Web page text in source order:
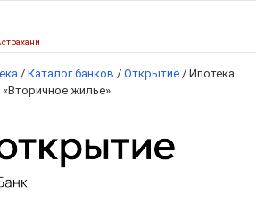
/ Каталог банков / Открытие / Ипотека
«Вторичное жилье»